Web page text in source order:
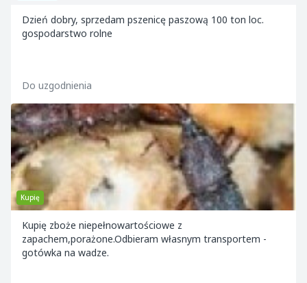
Dzień dobry, sprzedam pszenicę paszową 100 ton loc.
gospodarstwo rolne
Do uzgodnienia
Kupię
Kupię zboże niepełnowartościowe z
zapachem,porażone.Odbieram własnym transportem -
gotówka na wadze.